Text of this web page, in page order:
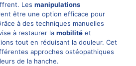
Les manipulations
être une option efficace pour
à des techniques manuelles
à restaurer la mobilitéet
tout en réduisant la douleur. Cet
approches ostéopathiques
de la hanche.